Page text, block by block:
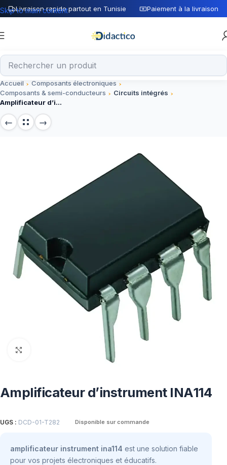
Livraison rapide partout en Tunisie Paiement à la livraison
Skip to main content
Accueil
Composants électroniques
Composants & semi-conducteurs
Circuits intégrés
Amplificateur d’instrument INA114
Amplificateur d’instrument INA114
UGS : DCD-01-T282 Disponible sur commande
amplificateur instrument ina114 est une solution fiable
pour vos projets électroniques et éducatifs.